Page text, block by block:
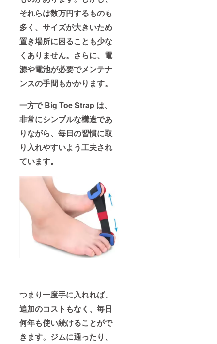
それらは数万円するものも
多く、サイズが大きいため
置き場所に困ることも少な
くありません。さらに、電
源や電池が必要でメンテナ
ンスの手間もかかります。
一方で Big Toe Strap は、
非常にシンプルな構造であ
りながら、毎日の習慣に取
り入れやすいよう工夫され
ています。
つまり一度手に入れれば、
追加のコストもなく、毎日
何年も使い続けることがで
きます。ジムに通ったり、